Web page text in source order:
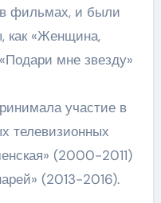
фильмах, и были
как «Женщина,
мне звезду»
участие в
телевизионных
(2000-2011)
(2013-2016).